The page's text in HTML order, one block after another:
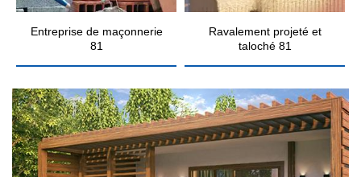
Entreprise de maçonnerie
81
Ravalement projeté et
taloché 81